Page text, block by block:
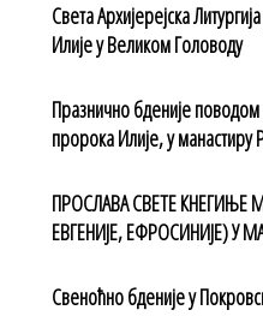
Света Архијерејска
Илије у Великом Головоду
Празнично бденије
пророка Илије, у манастиру
ПРОСЛАВА СВЕТЕ КНЕГИЊЕ
ЕВГЕНИЈЕ, ЕФРОСИНИЈЕ) У
Свеноћно бденије у